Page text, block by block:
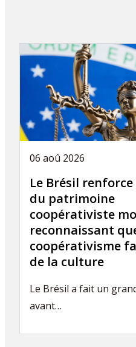
06 aoû 2026
Le Brésil renforce
du patrimoine
coopérativiste
reconnaissant
coopérativisme
de la culture
Le Brésil a fait un
avant…